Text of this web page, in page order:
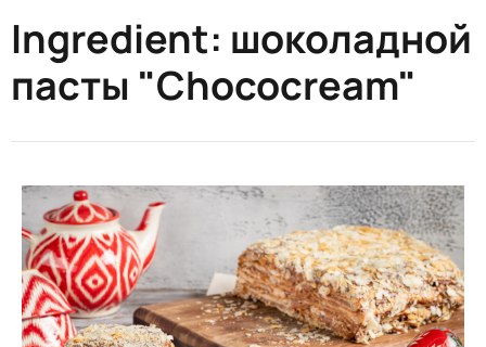
Ingredient: шоколадной
пасты "Chococream"